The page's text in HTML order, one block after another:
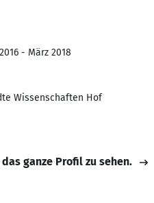
- März 2018
Wissenschaften Hof
ganze Profil zu sehen.